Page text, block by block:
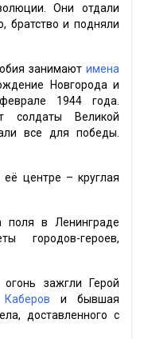
Они отдали
братство и подняли
занимают имена
Новгорода и
1944 года.
солдаты Великой
все для победы.
центре – круглая
поля в Ленинграде
городов-героев,
зажгли Герой
и бывшая
доставленного с